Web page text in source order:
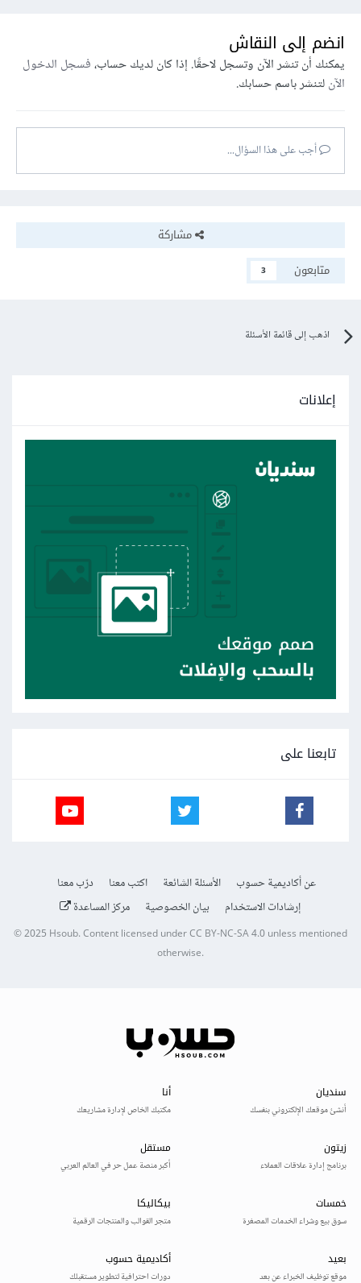
انضم إلى النقاش
يمكنك أن تنشر الآن وتسجل لاحقًا. إذا كان لديك حساب،فسجل الدخول
الآنلتنشر باسم حسابك.
أجب على هذا السؤال...
مشاركة
متابعون
3
اذهب إلى قائمة الأسئلة
إعلانات
تابعنا على
عن أكاديمية حسوب الأسئلة الشائعة اكتب معنا
درّب معنا
إرشادات الاستخدام
بيان الخصوصية مركز المساعدة
© 2025Hsoub.Content licensed underCC BY-NC-SA 4.0unless mentioned
otherwise.